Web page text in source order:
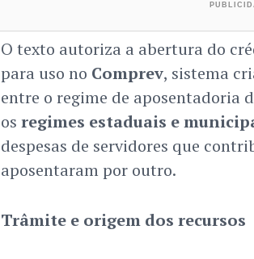
O texto autoriza a abertura do
para uso no Comprev, sistema
entre o regime de aposentadoria
os regimes estaduais e
despesas de servidores que
aposentaram por outro.
Trâmite e origem dos recursos